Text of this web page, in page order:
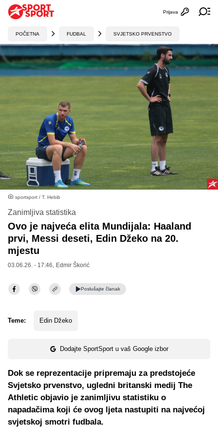
Otvori
Prijava
POČETNA FUDBAL SVJETSKO PRVENSTVO
sportsport / T. Hebib
Zanimljiva statistika
Ovo je najveća elita Mundijala: Haaland
prvi, Messi deseti, Edin Džeko na 20.
mjestu
03.06.26. - 17:46, Edmir Škorić
Poslušajte članak
Teme: Edin Džeko
Dodajte SportSport u vaš Google izbor
Dok se reprezentacije pripremaju za predstojeće
Svjetsko prvenstvo, ugledni britanski medij The
Athletic objavio je zanimljivu statistiku o
napadačima koji će ovog ljeta nastupiti na najvećoj
svjetskoj smotri fudbala.